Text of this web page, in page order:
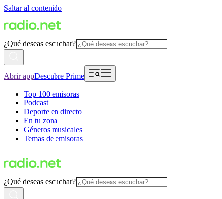
Saltar al contenido
¿Qué deseas escuchar?
Abrir appDescubre Prime
Top 100 emisoras
Podcast
Deporte en directo
En tu zona
Géneros musicales
Temas de emisoras
¿Qué deseas escuchar?